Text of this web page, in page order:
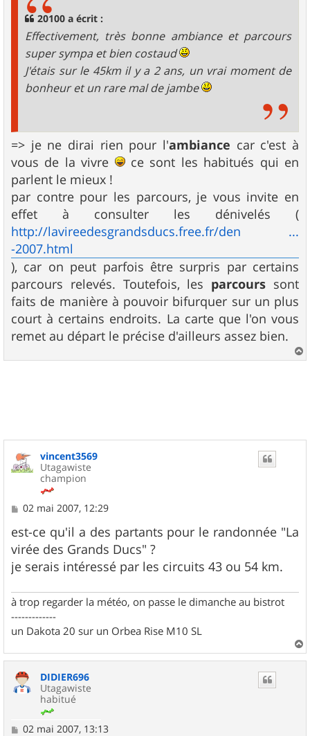
20100 a écrit :
Effectivement, très bonne ambiance et parcours
super sympa et bien costaud
J'étais sur le 45km il y a 2 ans, un vrai moment de
bonheur et un rare mal de jambe
=> je ne dirai rien pour l'ambiance car c'est à
vous de la vivre
ce sont les habitués qui en
parlent le mieux !
par contre pour les parcours, je vous invite en
effet à consulter les dénivelés (
http://lavireedesgrandsducs.free.fr/den ...
-2007.html
), car on peut parfois être surpris par certains
parcours relevés. Toutefois, les parcours sont
faits de manière à pouvoir bifurquer sur un plus
court à certains endroits. La carte que l'on vous
remet au départ le précise d'ailleurs assez bien.
a
vincent3569
Utagawiste
champion
M
s
s
a
g
e
02 mai 2007, 12:29
est-ce qu'il a des partants pour le randonnée "La
virée des Grands Ducs" ?
je serais intéressé par les circuits 43 ou 54 km.
à trop regarder la météo, on passe le dimanche au bistrot
-------------
un Dakota 20 sur un Orbea Rise M10 SL
a
DIDIER696
Utagawiste
habitué
M
02 mai 2007, 13:13